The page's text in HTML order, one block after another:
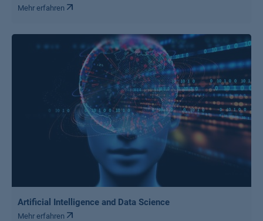
Mehr erfahren
Artificial Intelligence and Data Science
Mehr erfahren